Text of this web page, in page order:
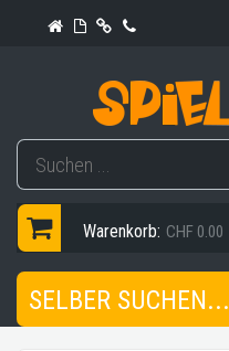
Warenkorb: CHF 0.00
SELBER SUCHEN...